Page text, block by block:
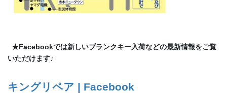
★Facebookでは新しいブランクキー入荷などの最新情報をご覧
いただけます♪
キングリペア | Facebook